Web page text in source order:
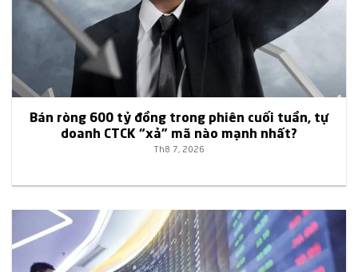
Bán ròng 600 tỷ đồng trong phiên cuối tuần, tự
doanh CTCK “xả” mã nào mạnh nhất?
Th8 7, 2026